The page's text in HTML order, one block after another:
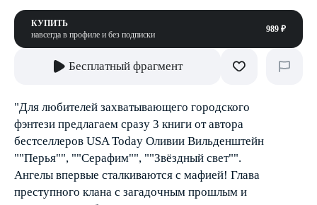
КУПИТЬ
навсегда в профиле и без подписки
989 ₽
Бесплатный фрагмент
"Для любителей захватывающего городского
фэнтези предлагаем сразу 3 книги от автора
бестселлеров USA Today Оливии Вильденштейн
""Перья"", ""Серафим"", ""Звёздный свет"".
Ангелы впервые сталкиваются с мафией! Глава
преступного клана с загадочным прошлым и